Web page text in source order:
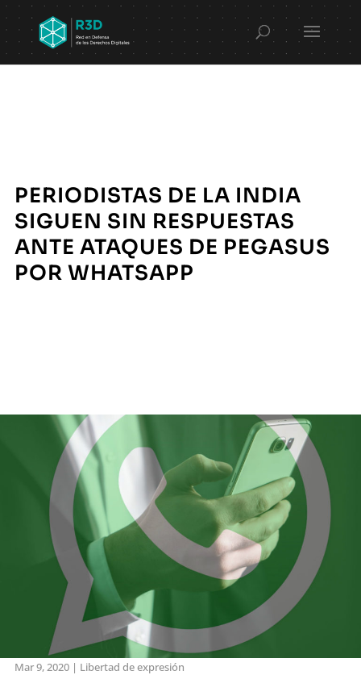
PERIODISTAS DE LA INDIA
SIGUEN SIN RESPUESTAS
ANTE ATAQUES DE PEGASUS
POR WHATSAPP
Mar 9, 2020| Libertad de expresión